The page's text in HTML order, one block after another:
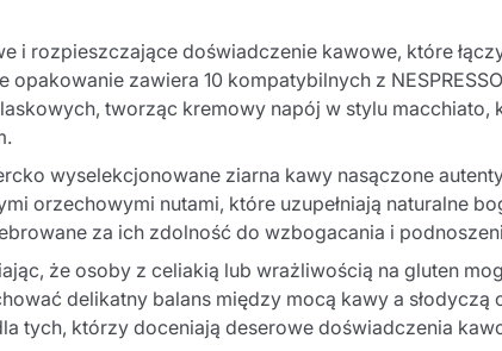
i rozpieszczające doświadczenie kawowe, które
zawiera 10 kompatybilnych z
tworząc kremowy napój w stylu
wyselekcjonowane ziarna kawy nasączone
orzechowymi nutami, które uzupełniają naturalne
za ich zdolność do wzbogacania i
że osoby z celiakią lub wrażliwością na gluten
delikatny balans między mocą kawy a
tych, którzy doceniają deserowe doświadczenia